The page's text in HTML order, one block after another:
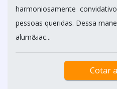
harmoniosamente
pessoas queridas. Dessa
alum&iac...
Cotar